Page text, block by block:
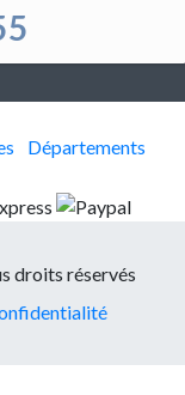
Départements
droits réservés